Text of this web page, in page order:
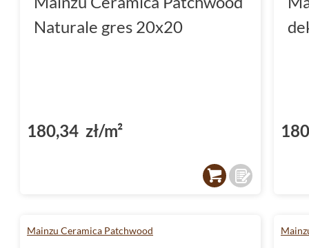
Naturale gres 20x20
180,34 zł/m²
Mainzu Ceramica Patchwood